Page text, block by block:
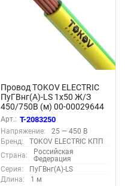
Провод TOKOV ELECTRIC
ПуГВнг(А)-LS 1х50 Ж/З
450/750В (м) 00-00029644
Арт.: T-2083250
Напряжение:
25 — 450 В
Бренд:
TOKOV ELECTRIC КПП
Страна:
Российская
Федерация
Серия:
ПуГВнг(А)-LS
Длина:
1 м